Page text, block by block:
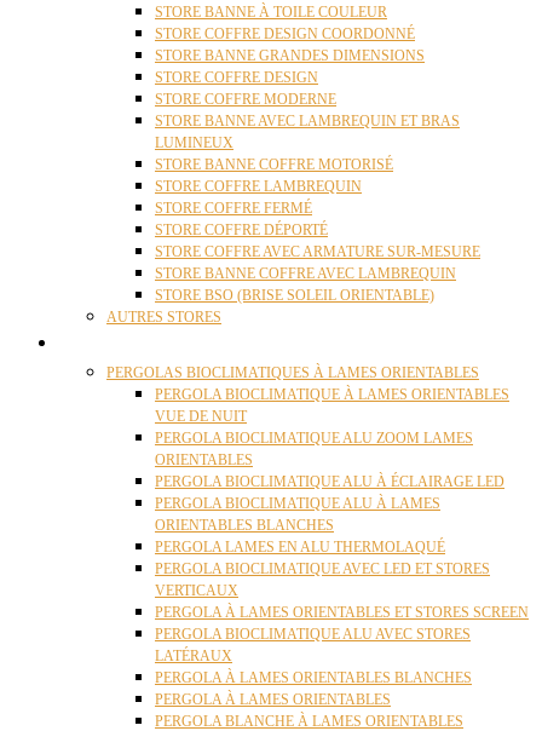
STORE BANNE À TOILE COULEUR
STORE COFFRE DESIGN COORDONNÉ
STORE BANNE GRANDES DIMENSIONS
STORE COFFRE DESIGN
STORE COFFRE MODERNE
STORE BANNE AVEC LAMBREQUIN ET BRAS
LUMINEUX
STORE BANNE COFFRE MOTORISÉ
STORE COFFRE LAMBREQUIN
STORE COFFRE FERMÉ
STORE COFFRE DÉPORTÉ
STORE COFFRE AVEC ARMATURE SUR-MESURE
STORE BANNE COFFRE AVEC LAMBREQUIN
STORE BSO (BRISE SOLEIL ORIENTABLE)
AUTRES STORES
PERGOLAS BIOCLIMATIQUES À LAMES ORIENTABLES
PERGOLA BIOCLIMATIQUE À LAMES ORIENTABLES
VUE DE NUIT
PERGOLA BIOCLIMATIQUE ALU ZOOM LAMES
ORIENTABLES
PERGOLA BIOCLIMATIQUE ALU À ÉCLAIRAGE LED
PERGOLA BIOCLIMATIQUE ALU À LAMES
ORIENTABLES BLANCHES
PERGOLA LAMES EN ALU THERMOLAQUÉ
PERGOLA BIOCLIMATIQUE AVEC LED ET STORES
VERTICAUX
PERGOLA À LAMES ORIENTABLES ET STORES SCREEN
PERGOLA BIOCLIMATIQUE ALU AVEC STORES
LATÉRAUX
PERGOLA À LAMES ORIENTABLES BLANCHES
PERGOLA À LAMES ORIENTABLES
PERGOLA BLANCHE À LAMES ORIENTABLES